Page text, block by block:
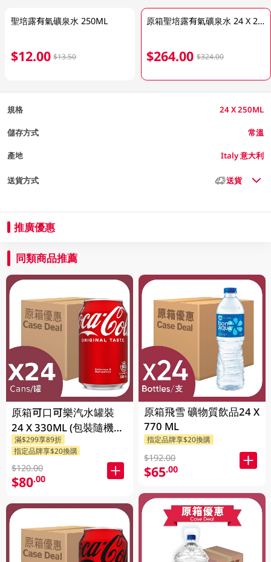
聖培露有氣礦泉水 250ML
$12.00 $13.50
原箱聖培露有氣礦泉水 24 X 250ML
$264.00 $324.00
規格 24 X 250ML
儲存方式 常溫
產地 Italy 意大利
送貨方式 送貨
推廣優惠
同類商品推薦
原箱可口可樂汽水罐裝
24 X 330ML (包裝隨機發
送)
滿$299享89折
指定品牌享$20換購
$120.00
$80.00
原箱飛雪 礦物質飲品24 X
770 ML
指定品牌享$20換購
$192.00
$65.00